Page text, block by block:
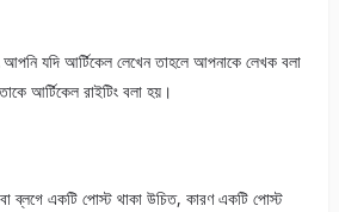
আপনি যদি আর্টিকেল লেখেন তাহলে আপনাকে লেখক বলা
আর্টিকেল রাইটিং বলা হয়।
ব্লগে একটি পোস্ট থাকা উচিত, কারণ একটি পোস্ট